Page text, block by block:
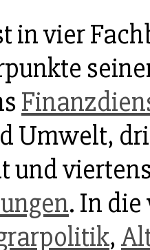
in vier
Umwelt,
und
. In
,